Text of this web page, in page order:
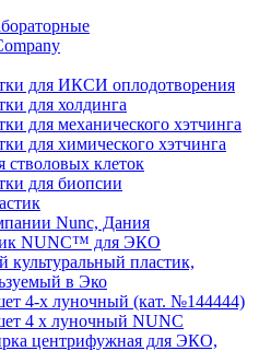
для ИКСИ оплодотворения
для холдинга
для механического хэтчинга
для химического хэтчинга
стволовых клеток
для биопсии
Nunc, Дания
NUNC™ для ЭКО
культуральный пластик,
в Эко
4-х луночный (кат. №144444)
4 х луночный NUNC
центрифужная для ЭКО,